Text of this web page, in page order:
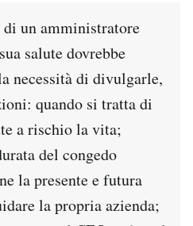
un amministratore
salute dovrebbe
necessità di divulgarle,
quando si tratta di
a rischio la vita;
del congedo
la presente e futura
la propria azienda;